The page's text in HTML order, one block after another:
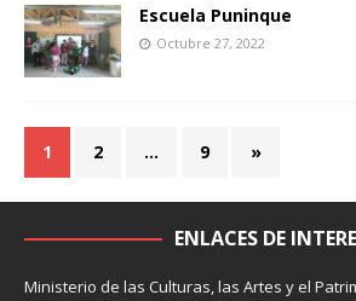
Escuela Puninque
Octubre 27, 2022
1 2 … 9 »
ENLACES DE
Ministerio de las Culturas, las Artes y el